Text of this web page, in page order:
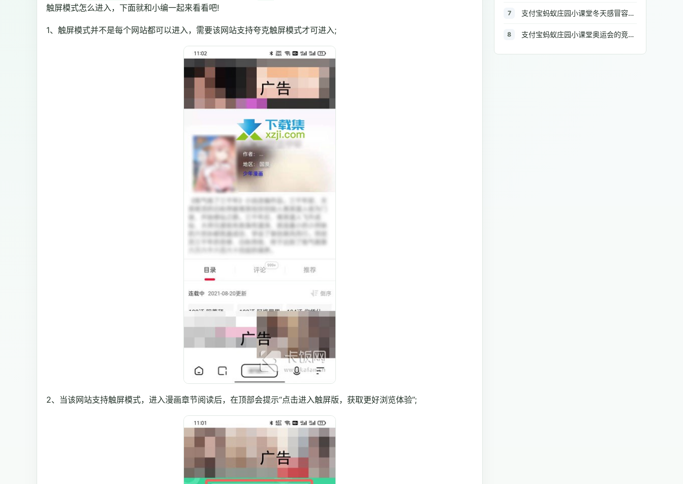
触屏模式怎么进入，下面就和小编一起来看看吧!
1、触屏模式并不是每个网站都可以进入，需要该网站支持夸克触屏模式才可进入;
2、当该网站支持触屏模式，进入漫画章节阅读后，在顶部会提示“点击进入触屏版，获取更好浏览体验”;
7 支付宝蚂蚁庄园小课堂冬天感冒容易流鼻涕，那么擦鼻涕的正确做法是
8 支付宝蚂蚁庄园小课堂奥运会的竞技体操比赛中，男子组和女子组都有的项目是